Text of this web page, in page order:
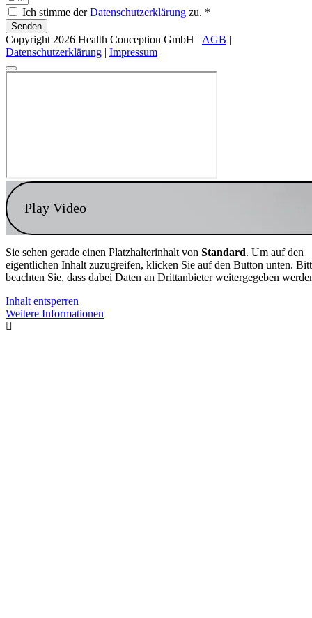
Ich stimme derDatenschutzerklärung zu. *
Senden
Copyright 2026 Health Conception GmbH | AGB |
Datenschutzerklärung | Impressum
Play Video
Sie sehen gerade einen Platzhalterinhalt von Standard. Um auf den
eigentlichen Inhalt zuzugreifen, klicken Sie auf den Button unten.
beachten Sie, dass dabei Daten an Drittanbieter weitergegeben
Inhalt entsperren
Weitere Informationen